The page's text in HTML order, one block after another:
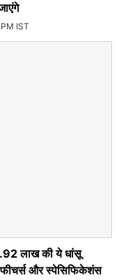
IST
लाख की ये धांसू
और स्पेसिफिकेशंस